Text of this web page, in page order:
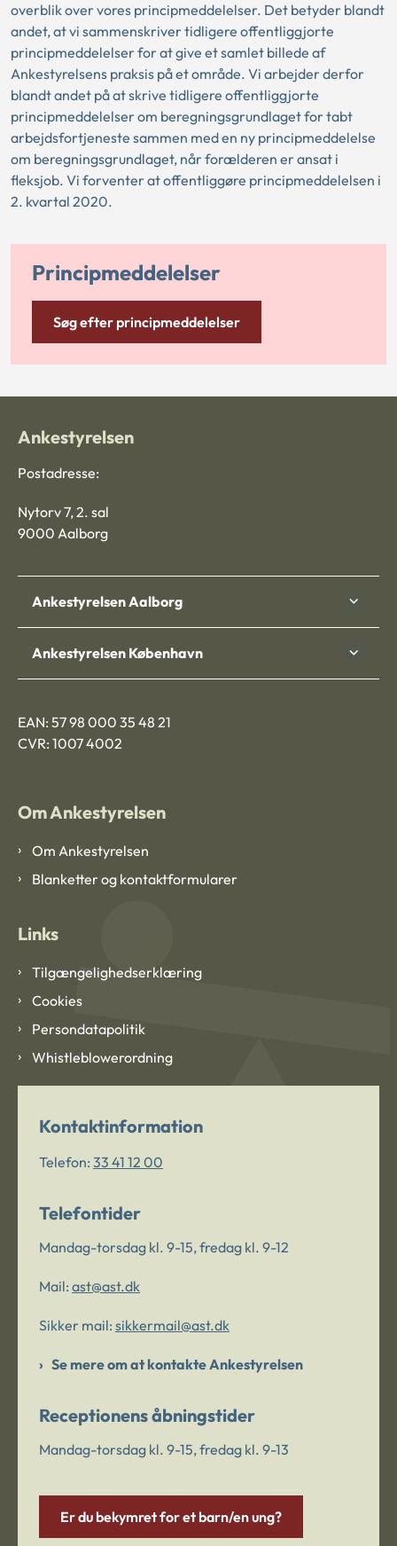
overblik over vores principmeddelelser. Det betyder blandt
andet, at vi sammenskriver tidligere offentliggjorte
principmeddelelser for at give et samlet billede af
Ankestyrelsens praksis på et område. Vi arbejder derfor
blandt andet på at skrive tidligere offentliggjorte
principmeddelelser om beregningsgrundlaget for tabt
arbejdsfortjeneste sammen med en ny principmeddelelse
om beregningsgrundlaget, når forælderen er ansat i
fleksjob. Vi forventer at offentliggøre principmeddelelsen i
2. kvartal 2020.
Principmeddelelser
Søg efter principmeddelelser
Ankestyrelsen
Postadresse:
Nytorv 7, 2. sal
9000 Aalborg
Ankestyrelsen Aalborg
Ankestyrelsen København
EAN: 57 98 000 35 48 21
CVR: 1007 4002
Om Ankestyrelsen
Om Ankestyrelsen
Blanketter og kontaktformularer
Links
Tilgængelighedserklæring
Cookies
Persondatapolitik
Whistleblowerordning
Kontaktinformation
Telefon: 33 41 12 00
Telefontider
Mandag-torsdag kl. 9-15, fredag kl. 9-12
Mail: ast@ast.dk
Sikker mail: sikkermail@ast.dk
Se mere om at kontakte Ankestyrelsen
Receptionens åbningstider
Mandag-torsdag kl. 9-15, fredag kl. 9-13
Er du bekymret for et barn/en ung?